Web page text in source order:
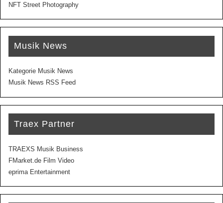
NFT Street Photography
Musik News
Kategorie Musik News
Musik News RSS Feed
Traex Partner
TRAEXS Musik Business
FMarket.de Film Video
eprima Entertainment